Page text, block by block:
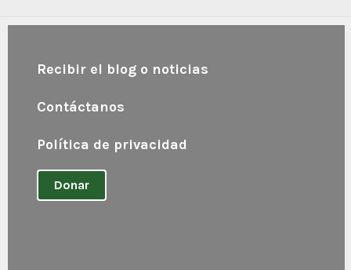
Recibir el blog o noticias
Contáctanos
Política de privacidad
Donar